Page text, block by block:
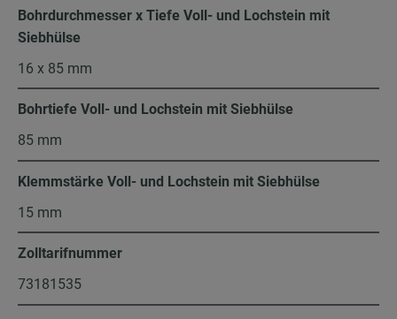
Bohrdurchmesser x Tiefe Voll- und Lochstein mit
Siebhülse
16 x 85 mm
Bohrtiefe Voll- und Lochstein mit Siebhülse
85 mm
Klemmstärke Voll- und Lochstein mit Siebhülse
15 mm
Zolltarifnummer
73181535